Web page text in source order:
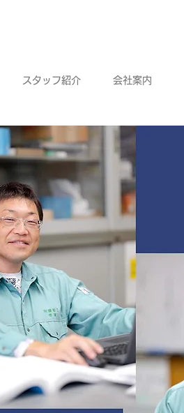
スタッフ紹介 会社案内